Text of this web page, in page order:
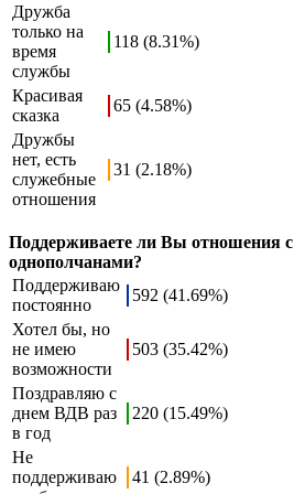
Дружба
только на
время
службы
118 (8.31%)
Красивая
сказка
65 (4.58%)
Дружбы
нет, есть
служебные
отношения
31 (2.18%)
Поддерживаете ли Вы отношения с
однополчанами?
Поддерживаю
постоянно
592 (41.69%)
Хотел бы, но
не имею
возможности
503 (35.42%)
Поздравляю с
днем ВДВ раз
в год
220 (15.49%)
Не
поддерживаю
41 (2.89%)